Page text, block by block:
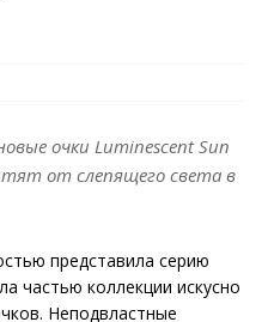
очки Luminescent Sun
от слепящего света в
представила серию
частью коллекции искусно
Неподвластные